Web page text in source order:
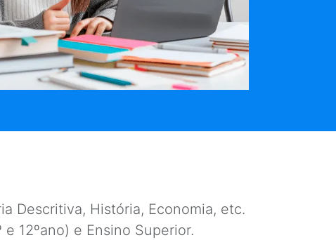
Descritiva, História, Economia, etc.
e 12ºano) e Ensino Superior.